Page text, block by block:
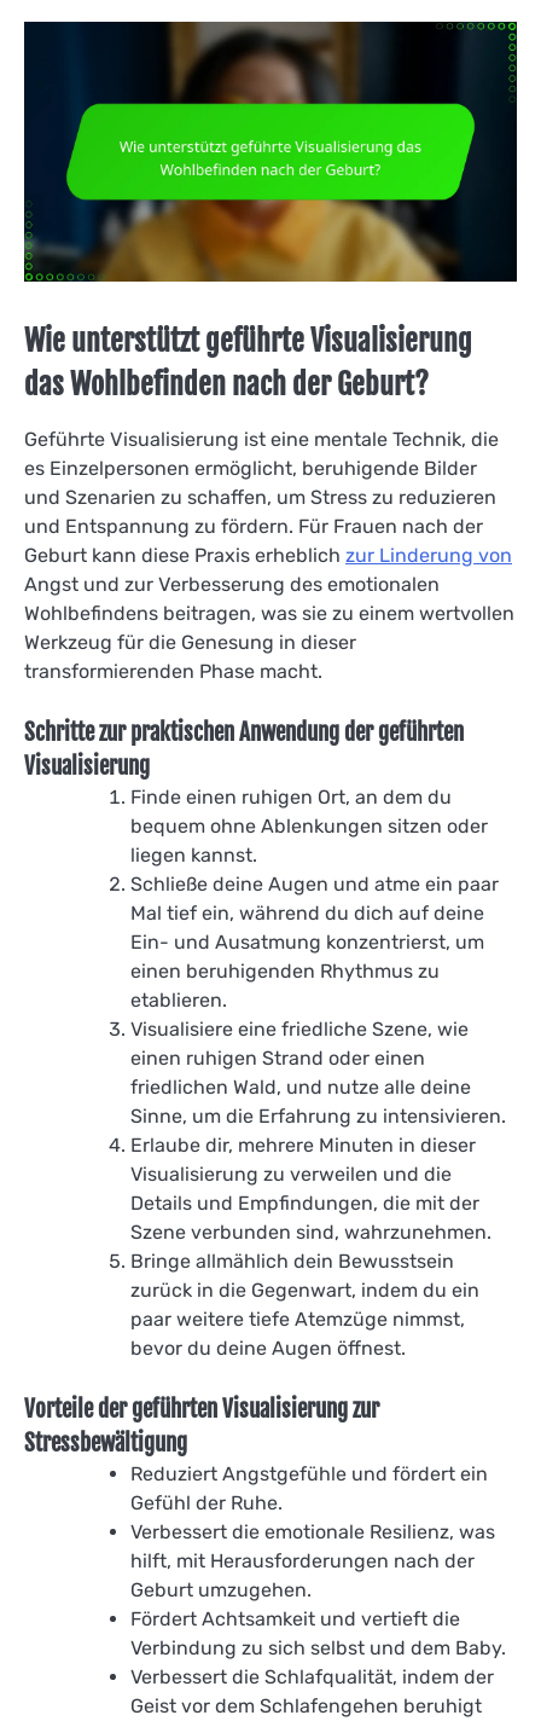
Wie unterstützt geführte Visualisierung
das Wohlbefinden nach der Geburt?
Geführte Visualisierung ist eine mentale Technik, die
es Einzelpersonen ermöglicht, beruhigende Bilder
und Szenarien zu schaffen, um Stress zu reduzieren
und Entspannung zu fördern. Für Frauen nach der
Geburt kann diese Praxis erheblich zur Linderung von
Angst und zur Verbesserung des emotionalen
Wohlbefindens beitragen, was sie zu einem wertvollen
Werkzeug für die Genesung in dieser
transformierenden Phase macht.
Schritte zur praktischen Anwendung der geführten
Visualisierung
Finde einen ruhigen Ort, an dem du
bequem ohne Ablenkungen sitzen oder
liegen kannst.
Schließe deine Augen und atme ein paar
Mal tief ein, während du dich auf deine
Ein- und Ausatmung konzentrierst, um
einen beruhigenden Rhythmus zu
etablieren.
Visualisiere eine friedliche Szene, wie
einen ruhigen Strand oder einen
friedlichen Wald, und nutze alle deine
Sinne, um die Erfahrung zu intensivieren.
Erlaube dir, mehrere Minuten in dieser
Visualisierung zu verweilen und die
Details und Empfindungen, die mit der
Szene verbunden sind, wahrzunehmen.
Bringe allmählich dein Bewusstsein
zurück in die Gegenwart, indem du ein
paar weitere tiefe Atemzüge nimmst,
bevor du deine Augen öffnest.
Vorteile der geführten Visualisierung zur
Stressbewältigung
Reduziert Angstgefühle und fördert ein
Gefühl der Ruhe.
Verbessert die emotionale Resilienz, was
hilft, mit Herausforderungen nach der
Geburt umzugehen.
Fördert Achtsamkeit und vertieft die
Verbindung zu sich selbst und dem Baby.
Verbessert die Schlafqualität, indem der
Geist vor dem Schlafengehen beruhigt